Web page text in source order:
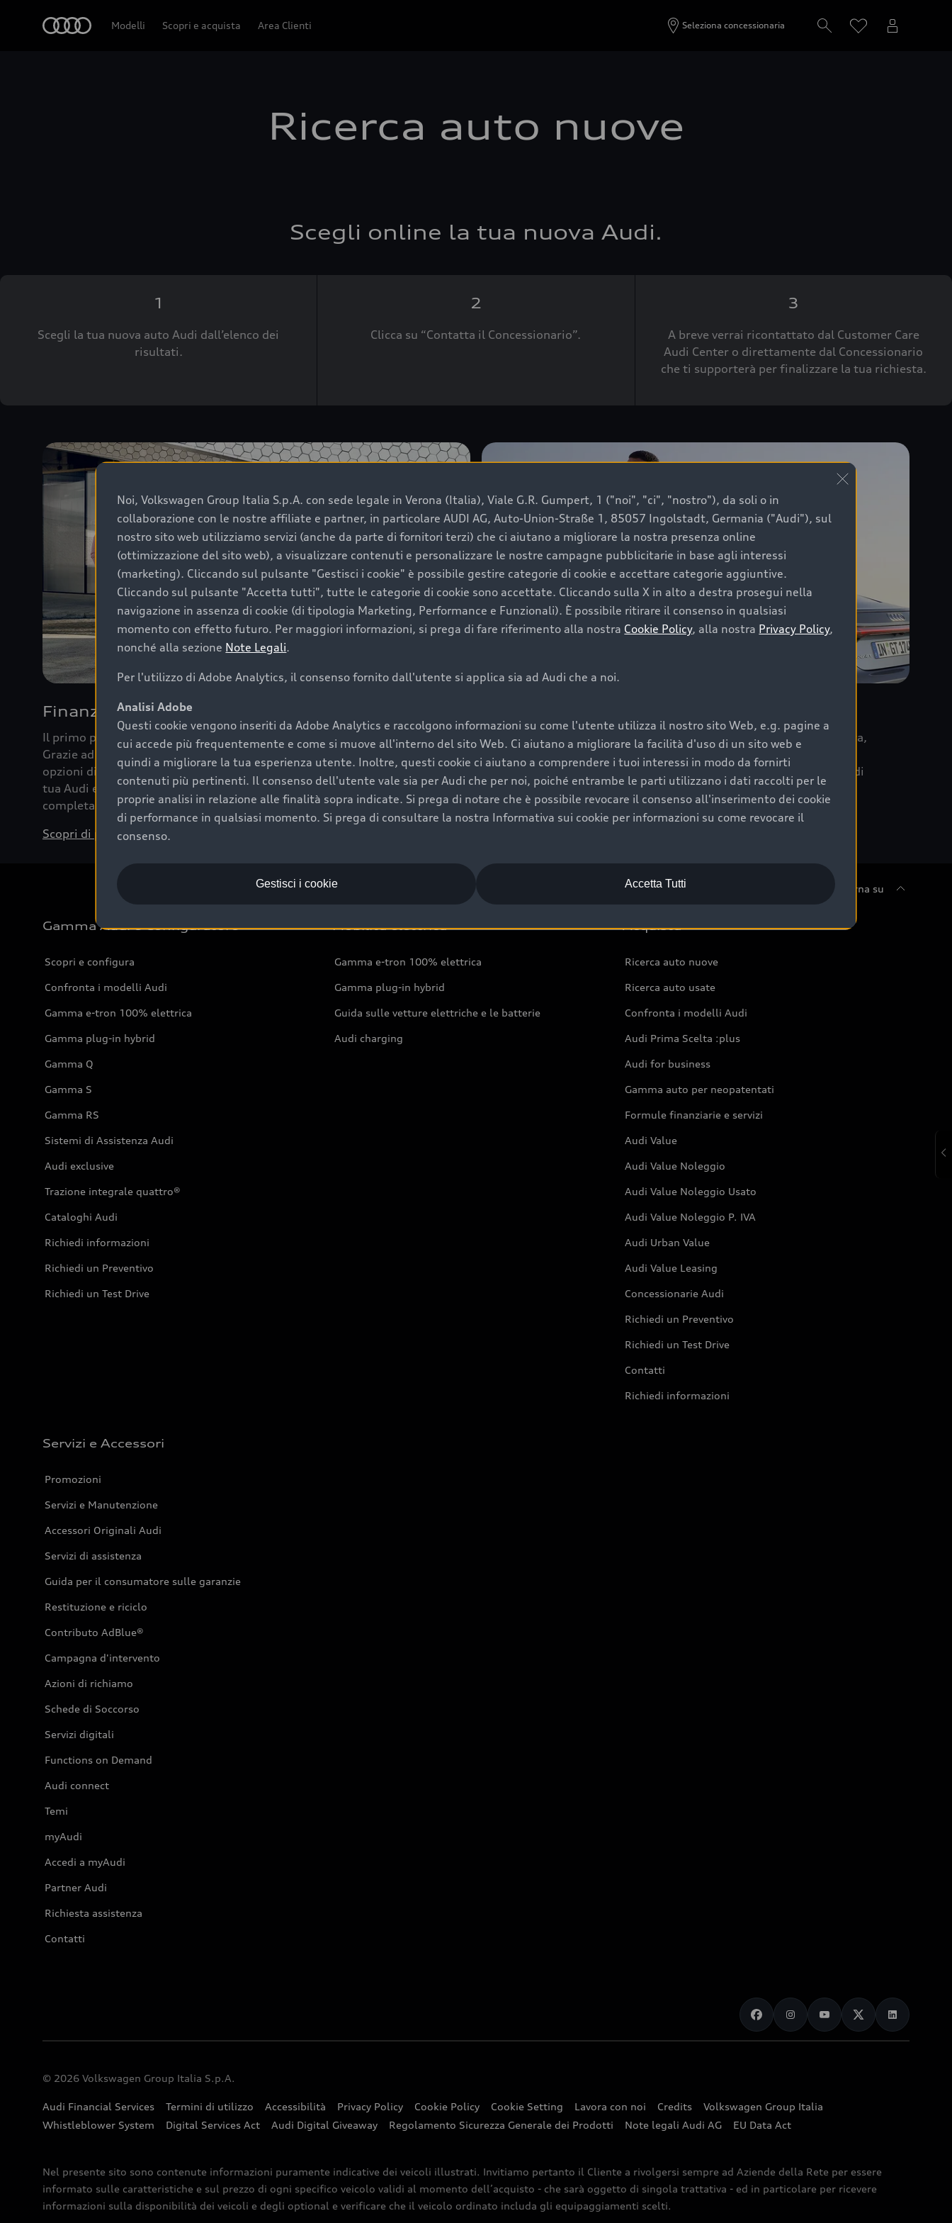
Modelli Scopri e acquista Area Clienti Seleziona concessionaria
Ricerca auto nuove
Scegli online la tua nuova Audi.
1
Scegli la tua nuova auto Audi dall’elenco dei
risultati.
2
Clicca su “Contatta il Concessionario”.
3
A breve verrai ricontattato dal Customer Care
Audi Center o direttamente dal Concessionario
che ti supporterà per finalizzare la tua richiesta.
Finanziare la tua Audi
Il primo passo verso l’emozione di guidare un’Audi è comprarne una.
Grazie ad Audi Financial Services possiamo fornirti un’ampia gamma di
opzioni di acquisto. Con Audi Value ti garantiamo il valore futuro della
tua Audi e, al termine del finanziamento, tutta la libertà di scegliere se
completare l’acquisto, sostituirla o restituirla.
Scopri di più
Per la tua nuova Audi, entro la data di immatricolazione della vettura,
puoi attivare il Piano Premium Care. Scopri i cinque diversi livelli di
copertura previsti, personalizzati secondo le tabelle manutenzione di
ogni auto.
Scopri di più
Torna su
Gamma Audi e Configuratore
Scopri e configura
Confronta i modelli Audi
Gamma e-tron 100% elettrica
Gamma plug-in hybrid
Gamma Q
Gamma S
Gamma RS
Sistemi di Assistenza Audi
Audi exclusive
Trazione integrale quattro®
Cataloghi Audi
Richiedi informazioni
Richiedi un Preventivo
Richiedi un Test Drive
Mobilità elettrica
Gamma e-tron 100% elettrica
Gamma plug-in hybrid
Guida sulle vetture elettriche e le batterie
Audi charging
Acquista
Ricerca auto nuove
Ricerca auto usate
Confronta i modelli Audi
Audi Prima Scelta :plus
Audi for business
Gamma auto per neopatentati
Formule finanziarie e servizi
Audi Value
Audi Value Noleggio
Audi Value Noleggio Usato
Audi Value Noleggio P. IVA
Audi Urban Value
Audi Value Leasing
Concessionarie Audi
Richiedi un Preventivo
Richiedi un Test Drive
Contatti
Richiedi informazioni
Servizi e Accessori
Promozioni
Servizi e Manutenzione
Accessori Originali Audi
Servizi di assistenza
Guida per il consumatore sulle garanzie
Restituzione e riciclo
Contributo AdBlue®
Campagna d'intervento
Azioni di richiamo
Schede di Soccorso
Servizi digitali
Functions on Demand
Audi connect
Temi
myAudi
Accedi a myAudi
Partner Audi
Richiesta assistenza
Contatti
© 2026 Volkswagen Group Italia S.p.A.
Audi Financial Services Termini di utilizzo Accessibilità Privacy Policy Cookie Policy Cookie Setting Lavora con noi Credits
Volkswagen Group Italia
Whistleblower System
Digital Services Act Audi Digital Giveaway Regolamento Sicurezza Generale dei Prodotti Note legali Audi AG EU Data Act
Nel presente sito sono contenute informazioni puramente indicative dei veicoli illustrati. Invitiamo pertanto il Cliente a rivolgersi sempre ad Aziende della Rete per essere
informato sulle caratteristiche e sul prezzo di ogni specifico veicolo validi al momento dell’acquisto - che sarà oggetto di singola trattativa - ed in particolare per ricevere
informazioni sulla disponibilità dei veicoli e degli optional e verificare che il veicolo ordinato includa gli equipaggiamenti scelti.
Noi, Volkswagen Group Italia S.p.A. con sede legale in Verona (Italia), Viale G.R. Gumpert, 1 ("noi", "ci", "nostro"), da soli o in
collaborazione con le nostre affiliate e partner, in particolare AUDI AG, Auto-Union-Straße 1, 85057 Ingolstadt, Germania ("Audi"), sul
nostro sito web utilizziamo servizi (anche da parte di fornitori terzi) che ci aiutano a migliorare la nostra presenza online
(ottimizzazione del sito web), a visualizzare contenuti e personalizzare le nostre campagne pubblicitarie in base agli interessi
(marketing). Cliccando sul pulsante "Gestisci i cookie" è possibile gestire categorie di cookie e accettare categorie aggiuntive.
Cliccando sul pulsante "Accetta tutti", tutte le categorie di cookie sono accettate. Cliccando sulla X in alto a destra prosegui nella
navigazione in assenza di cookie (di tipologia Marketing, Performance e Funzionali). È possibile ritirare il consenso in qualsiasi
momento con effetto futuro. Per maggiori informazioni, si prega di fare riferimento alla nostra Cookie Policy, alla nostra Privacy Policy,
nonché alla sezione Note Legali.
Per l'utilizzo di Adobe Analytics, il consenso fornito dall'utente si applica sia ad Audi che a noi.
Analisi Adobe
Questi cookie vengono inseriti da Adobe Analytics e raccolgono informazioni su come l'utente utilizza il nostro sito Web, e.g. pagine a
cui accede più frequentemente e come si muove all'interno del sito Web. Ci aiutano a migliorare la facilità d'uso di un sito web e
quindi a migliorare la tua esperienza utente. Inoltre, questi cookie ci aiutano a comprendere i tuoi interessi in modo da fornirti
contenuti più pertinenti. Il consenso dell'utente vale sia per Audi che per noi, poiché entrambe le parti utilizzano i dati raccolti per le
proprie analisi in relazione alle finalità sopra indicate. Si prega di notare che è possibile revocare il consenso all'inserimento dei cookie
di performance in qualsiasi momento. Si prega di consultare la nostra Informativa sui cookie per informazioni su come revocare il
consenso.
Accetta Tutti
Gestisci i cookie